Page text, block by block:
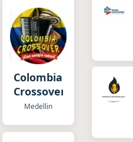
Colombia
Crossover
Medellin